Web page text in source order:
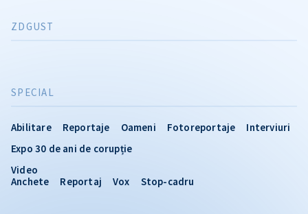
SPECIAL
Abilitare Reportaje Oameni Fotoreportaje
Interviuri
Expo 30 de ani de corupție
Video
Anchete
Reportaj Vox Stop-cadru
ZDGUST